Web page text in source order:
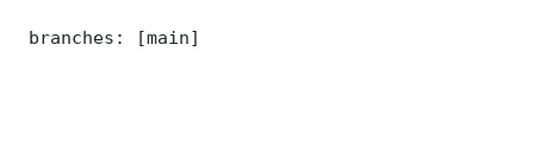
branches: [main]